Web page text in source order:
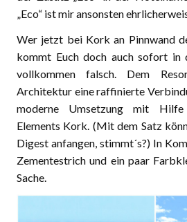
„Eco“ ist mir ansonsten
Wer jetzt bei Kork an Pinnwand
kommt Euch doch auch sofort in
vollkommen falsch. Dem
Architektur eine raffinierte
moderne Umsetzung mit Hilfe
Elements Kork. (Mit dem Satz
Digest anfangen, stimmt´s?) In
Zementestrich und ein paar
Sache.